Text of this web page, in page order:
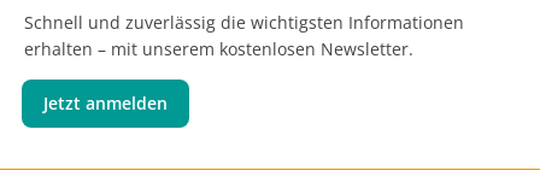
Schnell und zuverlässig die wichtigsten Informationen
erhalten – mit unserem kostenlosen Newsletter.
Jetzt anmelden